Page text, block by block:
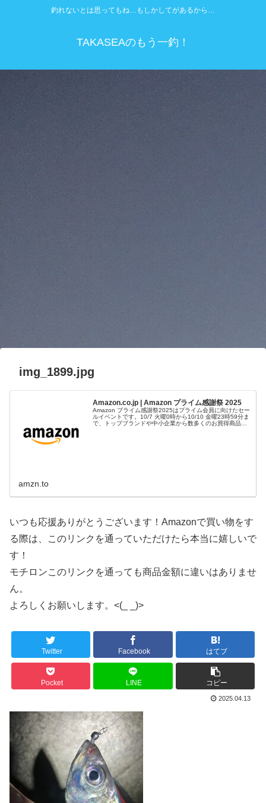
釣れないとは思ってもね…もしかしてがあるから…
TAKASEAのもう一釣！
img_1899.jpg
Amazon.co.jp | Amazon プライム感謝祭 2025
Amazon プライム感謝祭2025はプライム会員に向けたセー
ルイベントです。10/7 火曜0時から10/10 金曜23時59分ま
で、トップブランドや中小企業から数多くのお買得商品が
amzn.to
いつも応援ありがとうございます！Amazonで買い物をす
る際は、このリンクを通っていただけたら本当に嬉しいで
す！
モチロンこのリンクを通っても商品金額に違いはありませ
ん。
よろしくお願いします。<(_ _)>
Twitter Facebook はてブ
Pocket LINE コピー
2025.04.13